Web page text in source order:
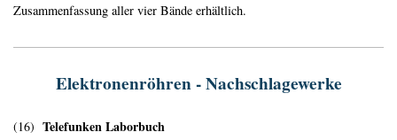
Zusammenfassung aller vier Bände erhältlich.
Elektronenröhren - Nachschlagewerke
(16) Telefunken Laborbuch